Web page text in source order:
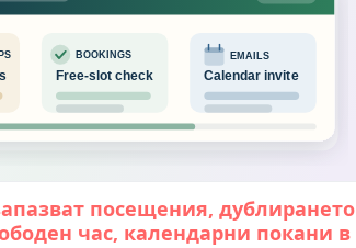
посещения, дублирането
час, календарни покани в